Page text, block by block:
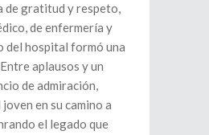
de gratitud y respeto,
de enfermería y
del hospital formó una
aplausos y un
de admiración,
en su camino a
el legado que